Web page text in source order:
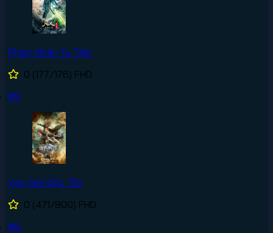
Phàm Nhân Tu Tiên
0 (177/176) FHD
#5
Vạn Giới Độc Tôn
0 (471/800) FHD
#6